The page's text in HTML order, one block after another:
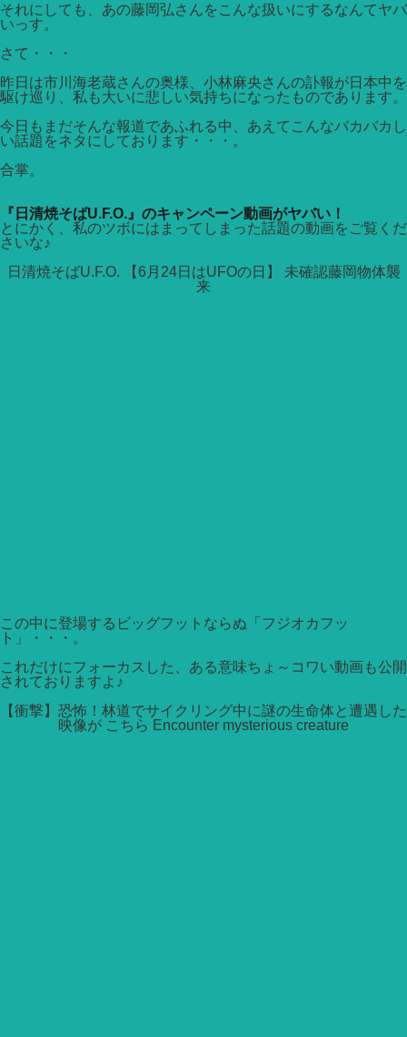
それにしても、あの藤岡弘さんをこんな扱いにするなんてヤバ
いっす。
さて・・・
昨日は市川海老蔵さんの奥様、小林麻央さんの訃報が日本中を
駆け巡り、私も大いに悲しい気持ちになったものであります。
今日もまだそんな報道であふれる中、あえてこんなバカバカし
い話題をネタにしております・・・。
合掌。
『日清焼そばU.F.O.』のキャンペーン動画がヤバい！
とにかく、私のツボにはまってしまった話題の動画をご覧くだ
さいな♪
日清焼そばU.F.O. 【6月24日はUFOの日】 未確認藤岡物体襲
来
この中に登場するビッグフットならぬ「フジオカフッ
ト」・・・。
これだけにフォーカスした、ある意味ちょ～コワい動画も公開
されておりますよ♪
【衝撃】恐怖！林道でサイクリング中に謎の生命体と遭遇した
映像が こちら Encounter mysterious creature